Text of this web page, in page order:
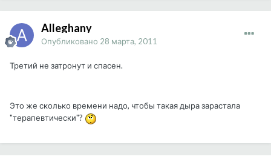
Alleghany
Опубликовано 28 марта, 2011
Третий не затронут и спасен.
Это же сколько времени надо, чтобы такая дыра зарастала
"терапевтически"?